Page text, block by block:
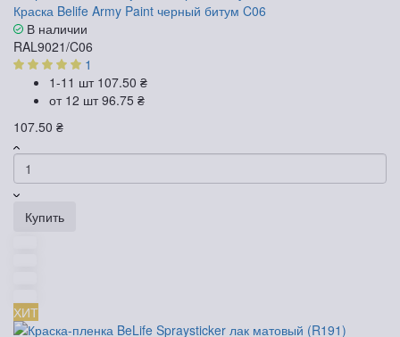
Краска Belife Army Paint черный битум C06
В наличии
RAL9021/C06
1
1-11 шт 107.50 ₴
от 12 шт96.75 ₴
107.50 ₴
Купить
ХИТ